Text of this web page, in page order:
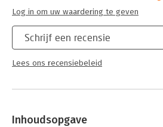
Schrijf een recensie
Lees ons recensiebeleid
Log in om uw waardering te geven
Inhoudsopgave